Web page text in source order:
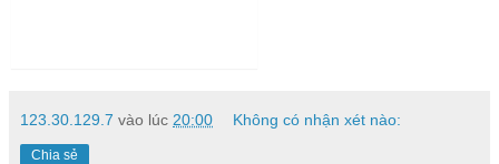
123.30.129.7 vào lúc 20:00 Không có nhận xét nào:
Chia sẻ